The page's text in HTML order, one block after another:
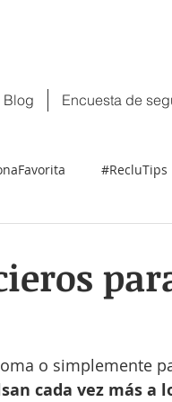
Blog Encuesta de
#RecluTips
o simplemente
cada vez más a